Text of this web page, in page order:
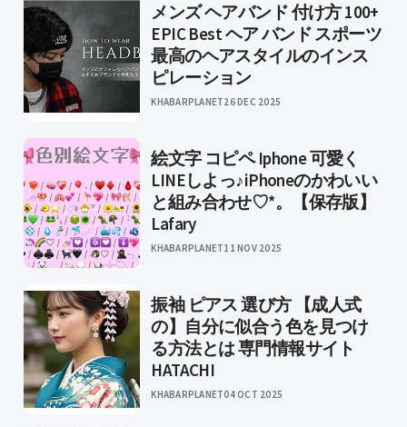
メンズ ヘアバンド 付け方 100+
EPIC Best ヘア バンド スポーツ
最高のヘアスタイルのインス
ピレーション
KHABARPLANET26 DEC 2025
絵文字 コピペ Iphone 可愛く
LINEしよっ♪iPhoneのかわいい
と組み合わせ♡*。【保存版】
Lafary
KHABARPLANET11 NOV 2025
振袖 ピアス 選び方 【成人式
の】自分に似合う色を見つけ
る方法とは 専門情報サイト
HATACHI
KHABARPLANET04 OCT 2025